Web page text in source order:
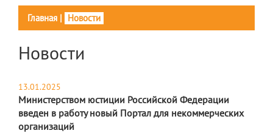
Главная | Новости
Новости
13.01.2025
Министерством юстиции Российской Федерации
введен в работу новый Портал для некоммерческих
организаций